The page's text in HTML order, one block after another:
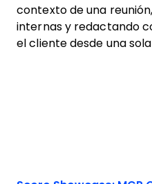
contexto de una
internas y redactando
el cliente desde una